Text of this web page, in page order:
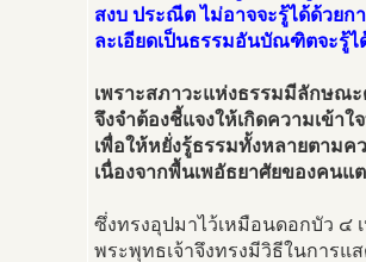
สงบ ประณีต ไม่อาจจะรู้ได้ด้วยกา
ละเอียดเป็นธรรมอันบัณฑิตจะรู้ไ
เพราะสภาวะแห่งธรรมมีลักษณะ
จึงจำต้องชี้แจงให้เกิดความเข้าใ
เพื่อให้หยั่งรู้ธรรมทั้งหลายตามค
เนื่องจากพื้นเพอัธยาศัยของคนแ
ซึ่งทรงอุปมาไว้เหมือนดอกบัว ๔
พระพุทธเจ้าจึงทรงมีวิธีในการแ